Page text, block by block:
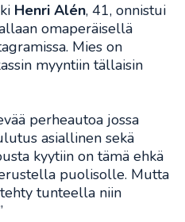
Henri Alén, 41, onnistui
omaperäisellä
Mies on
myyntiin tällaisin
perheautoa jossa
asiallinen sekä
kyytiin on tämä ehkä
puolisolle. Mutta
tunteella niin